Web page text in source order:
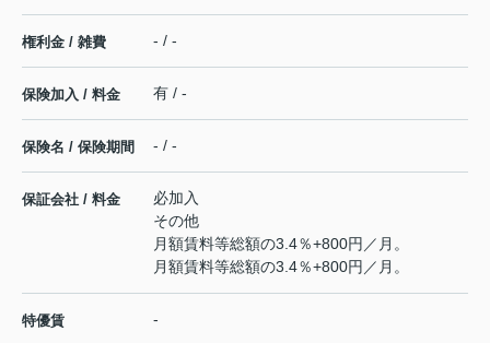
権利金 / 雑費 - / -
保険加入 / 料金 有 / -
保険名 / 保険期間 - / -
保証会社 / 料金
必加入
その他
月額賃料等総額の3.4％+800円／月。
月額賃料等総額の3.4％+800円／月。
特優賃 -